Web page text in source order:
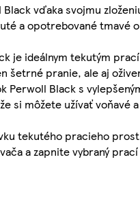
vďaka svojmu
a opotrebované tmavé
je ideálnym tekutým
šetrné pranie, ale aj
Perwoll Black s
si môžete užívať voňavé
tekutého pracieho
a zapnite vybraný